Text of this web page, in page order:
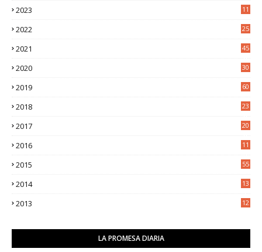
2023
11
2022
25
2021
45
2020
30
2019 60
2018
23
2017
20
2016
11
2015 55
2014
13
2013
12
LA PROMESA DIARIA